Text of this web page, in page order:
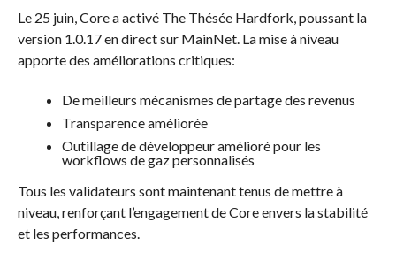
Le 25 juin, Core a activé The Thésée Hardfork, poussant la
version 1.0.17 en direct sur MainNet. La mise à niveau
apporte des améliorations critiques:
De meilleurs mécanismes de partage des revenus
Transparence améliorée
Outillage de développeur amélioré pour les
workflows de gaz personnalisés
Tous les validateurs sont maintenant tenus de mettre à
niveau, renforçant l’engagement de Core envers la stabilité
et les performances.